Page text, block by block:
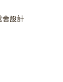
舍設計